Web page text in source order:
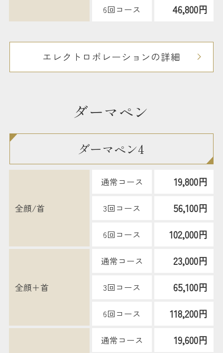
6回コース 46,800円
エレクトロポレーションの詳細
ダーマペン
ダーマペン4
全顔/首
通常コース 19,800円
3回コース 56,100円
6回コース 102,000円
全顔＋首
通常コース 23,000円
3回コース 65,100円
6回コース 118,200円
通常コース 19,600円